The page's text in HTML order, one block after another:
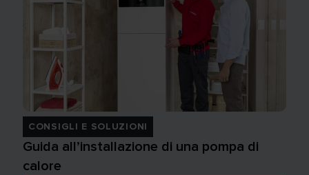
CONSIGLI E SOLUZIONI
Guida all’installazione di una pompa di
calore